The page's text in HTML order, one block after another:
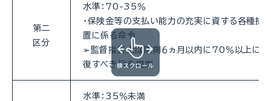
第二
区分
水準：70-35％
・保険金等の支払い能力の充実に資する各種措
置に係る命令
➢監督指針上は原則６ヵ月以内に70％以上に回
復すべき旨を規定
水準：35％未満